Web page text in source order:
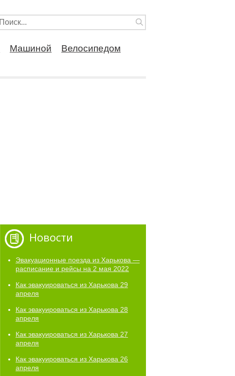
Машиной
Велосипедом
Новости
Эвакуационные поезда из Харькова —
расписание и рейсы на 2 мая 2022
Как эвакуироваться из Харькова 29
апреля
Как эвакуироваться из Харькова 28
апреля
Как эвакуироваться из Харькова 27
апреля
Как эвакуироваться из Харькова 26
апреля